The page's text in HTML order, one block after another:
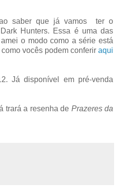
saber que já vamos ter o
Hunters. Essa é uma das
o modo como a série está
vocês podem conferir aqui
Já disponível em pré-venda
trará a resenha de Prazeres da